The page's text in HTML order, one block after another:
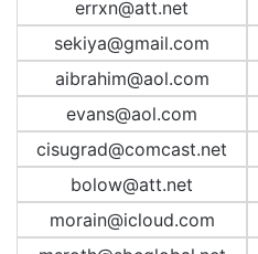
errxn@att.net
sekiya@gmail.com
aibrahim@aol.com
evans@aol.com
cisugrad@comcast.net
bolow@att.net
morain@icloud.com